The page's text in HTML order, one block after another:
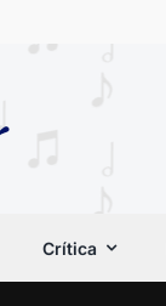
Crítica